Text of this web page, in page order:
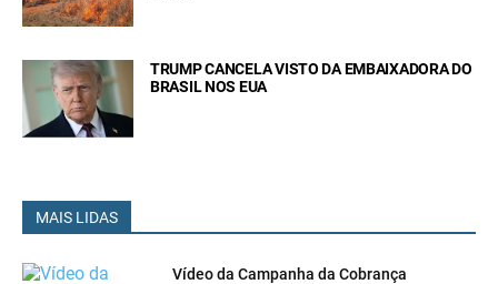
TRUMP CANCELA VISTO DA EMBAIXADORA DO
BRASIL NOS EUA
MAIS LIDAS
Vídeo da Campanha da Cobrança